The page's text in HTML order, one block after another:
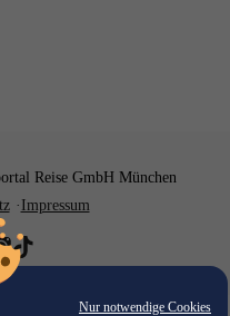
Nur notwendige Cookies
Reise GmbH München
Impressum